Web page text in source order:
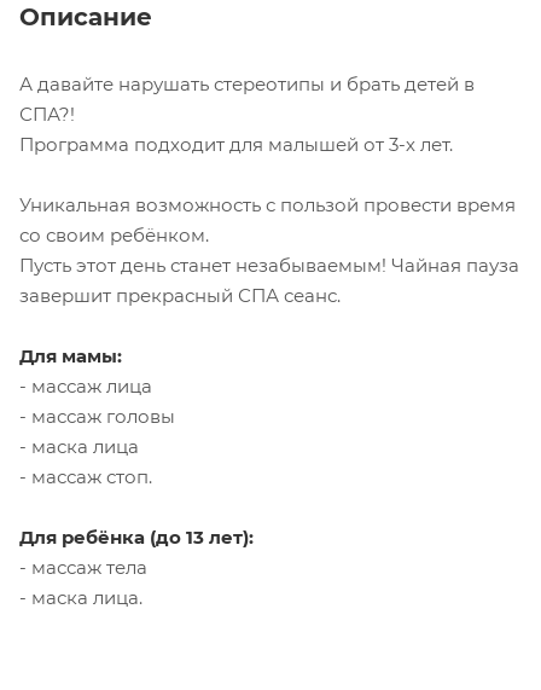
Описание
А давайте нарушать стереотипы и брать детей в
СПА?!
Программа подходит для малышей от 3-х лет.
Уникальная возможность с пользой провести время
со своим ребёнком.
Пусть этот день станет незабываемым! Чайная пауза
завершит прекрасный СПА сеанс.
Для мамы:
- массаж лица
- массаж головы
- маска лица
- массаж стоп.
Для ребёнка (до 13 лет):
- массаж тела
- маска лица.